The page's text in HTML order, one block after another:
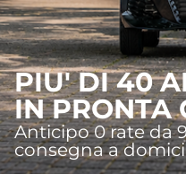
PIU' DI 40
IN PRONTA
Anticipo 0 rate da
consegna a